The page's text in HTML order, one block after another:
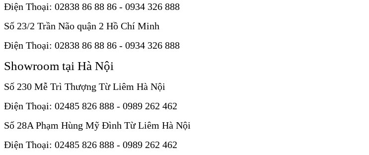
Điện Thoại: 02838 86 88 86 - 0934 326 888
Số 23/2 Trần Não quận 2 Hồ Chí Minh
Điện Thoại: 02838 86 88 86 - 0934 326 888
Showroom tại Hà Nội
Số 230 Mễ Trì Thượng Từ Liêm Hà Nội
Điện Thoại: 02485 826 888 - 0989 262 462
Số 28A Phạm Hùng Mỹ Đình Từ Liêm Hà Nội
Điện Thoại: 02485 826 888 - 0989 262 462